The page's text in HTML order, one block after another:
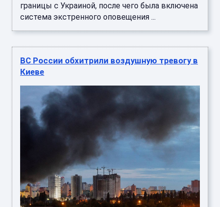
границы с Украиной, после чего была включена
система экстренного оповещения ...
ВС России обхитрили воздушную тревогу в
Киеве